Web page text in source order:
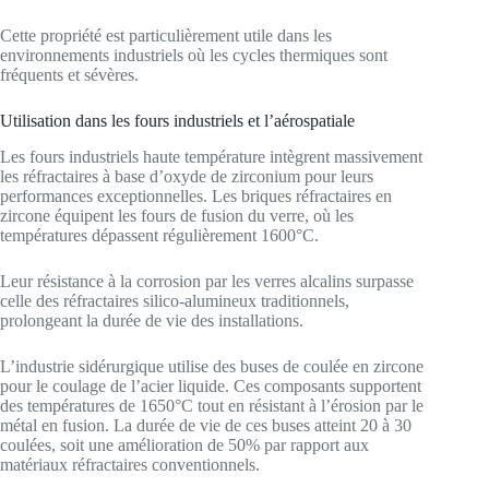
Cette propriété est particulièrement utile dans les
environnements industriels où les cycles thermiques sont
fréquents et sévères.
Utilisation dans les fours industriels et l’aérospatiale
Les fours industriels haute température intègrent massivement
les réfractaires à base d’oxyde de zirconium pour leurs
performances exceptionnelles. Les briques réfractaires en
zircone équipent les fours de fusion du verre, où les
températures dépassent régulièrement 1600°C.
Leur résistance à la corrosion par les verres alcalins surpasse
celle des réfractaires silico-alumineux traditionnels,
prolongeant la durée de vie des installations.
L’industrie sidérurgique utilise des buses de coulée en zircone
pour le coulage de l’acier liquide. Ces composants supportent
des températures de 1650°C tout en résistant à l’érosion par le
métal en fusion. La durée de vie de ces buses atteint 20 à 30
coulées, soit une amélioration de 50% par rapport aux
matériaux réfractaires conventionnels.